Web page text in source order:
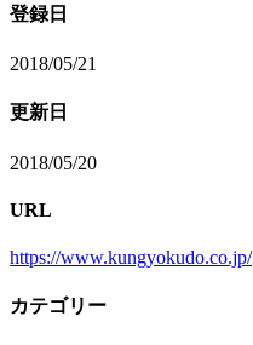
登録日
2018/05/21
更新日
2018/05/20
URL
https://www.kungyokudo.co.jp/
カテゴリー